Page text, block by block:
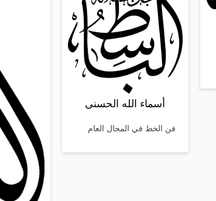
أسماء الله الحسنى
فن الخط في المجال العام